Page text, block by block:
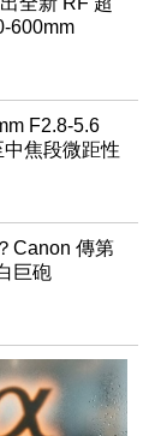
600mm
F2.8-5.6
焦段微距性
Canon 傳第
巨砲